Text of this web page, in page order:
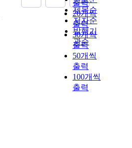
제목순
저자순
발행기
관순
출력
20개씩
출력
30개씩
출력
50개씩
출력
100개씩
출력